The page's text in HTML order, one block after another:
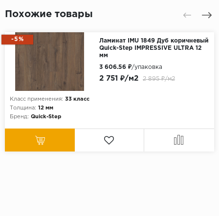
Похожие товары
-5%
Ламинат IMU 1849 Дуб коричневый
Quick-Step IMPRESSIVE ULTRA 12
мм
Класс применения: 33 класс
Толщина: 12 мм
Бренд: Quick-Step
2 751 ₽/м2 2 895 ₽/м2
3 606.56 ₽/упаковка